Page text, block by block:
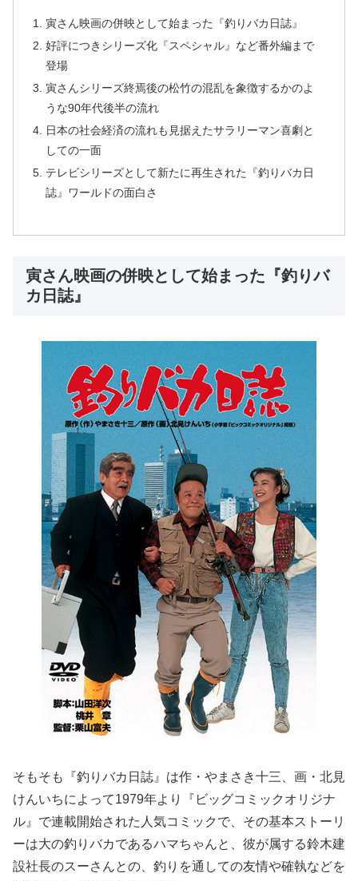
寅さん映画の併映として始まった『釣りバカ日誌』
好評につきシリーズ化『スペシャル』など番外編まで
登場
寅さんシリーズ終焉後の松竹の混乱を象徴するかのよ
うな90年代後半の流れ
日本の社会経済の流れも見据えたサラリーマン喜劇と
しての一面
テレビシリーズとして新たに再生された『釣りバカ日
誌』ワールドの面白さ
寅さん映画の併映として始まった『釣りバ
カ日誌』
そもそも『釣りバカ日誌』は作・やまさき十三、画・北見
けんいちによって1979年より『ビッグコミックオリジナ
ル』で連載開始された人気コミックで、その基本ストーリ
ーは大の釣りバカであるハマちゃんと、彼が属する鈴木建
設社長のスーさんとの、釣りを通しての友情や確執などを